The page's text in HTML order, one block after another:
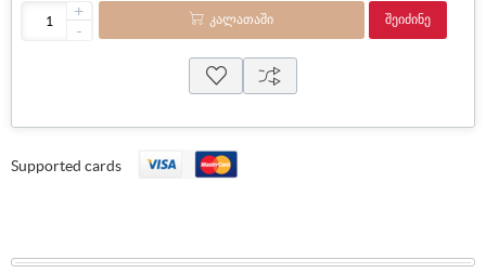
+
-
ᲙᲐᲚᲐᲗᲐᲨᲘ ᲨᲔᲘᲫᲘᲜᲔ
Supported cards